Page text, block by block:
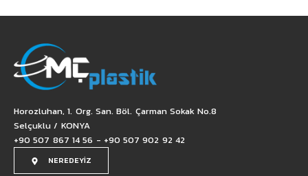
Horozluhan, 1. Org. San. Böl. Çarman Sokak No.8
Selçuklu / KONYA
+90 507 867 14 56 - +90 507 902 92 42
NEREDEYİZ